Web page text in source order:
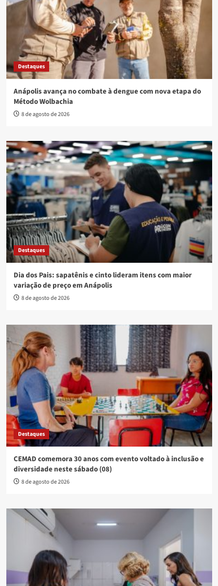
Destaques
Anápolis avança no combate à dengue com nova etapa do
Método Wolbachia
8 de agosto de 2026
Destaques
Dia dos Pais: sapatênis e cinto lideram itens com maior
variação de preço em Anápolis
8 de agosto de 2026
Destaques
CEMAD comemora 30 anos com evento voltado à inclusão e
diversidade neste sábado (08)
8 de agosto de 2026